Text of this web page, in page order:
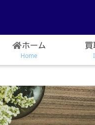
ホーム
Home
買